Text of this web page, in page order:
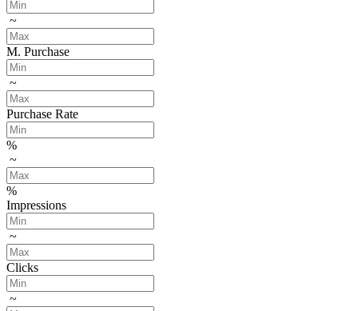
~
M. Purchase
~
Purchase Rate
%
~
%
Impressions
~
Clicks
~